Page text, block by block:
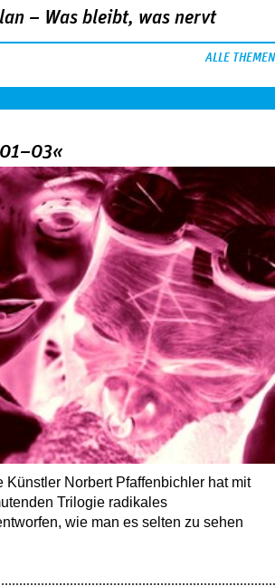
– Was bleibt, was nervt
ALLE THEMEN
Künstler Norbert Pfaffenbichler hat mit
Trilogie radikales
wie man es selten zu sehen